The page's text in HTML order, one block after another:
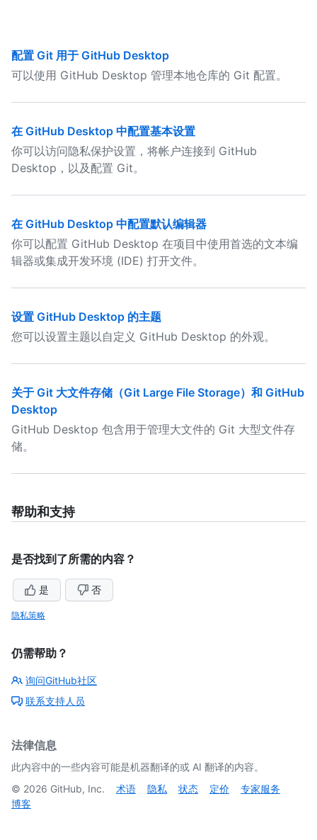
配置 Git 用于 GitHub Desktop
可以使用 GitHub Desktop 管理本地仓库的 Git 配置。
在 GitHub Desktop 中配置基本设置
你可以访问隐私保护设置，将帐户连接到 GitHub
Desktop，以及配置 Git。
在 GitHub Desktop 中配置默认编辑器
你可以配置 GitHub Desktop 在项目中使用首选的文本编
辑器或集成开发环境 (IDE) 打开文件。
设置 GitHub Desktop 的主题
您可以设置主题以自定义 GitHub Desktop 的外观。
关于 Git 大文件存储（Git Large File Storage）和 GitHub
Desktop
GitHub Desktop 包含用于管理大文件的 Git 大型文件存
储。
帮助和支持
是否找到了所需的内容？
是 否
隐私策略
仍需帮助？
询问GitHub社区
联系支持人员
法律信息
此内容中的一些内容可能是机器翻译的或 AI 翻译的内容。
© 2026 GitHub, Inc. 术语 隐私 状态 定价
专家服务
博客